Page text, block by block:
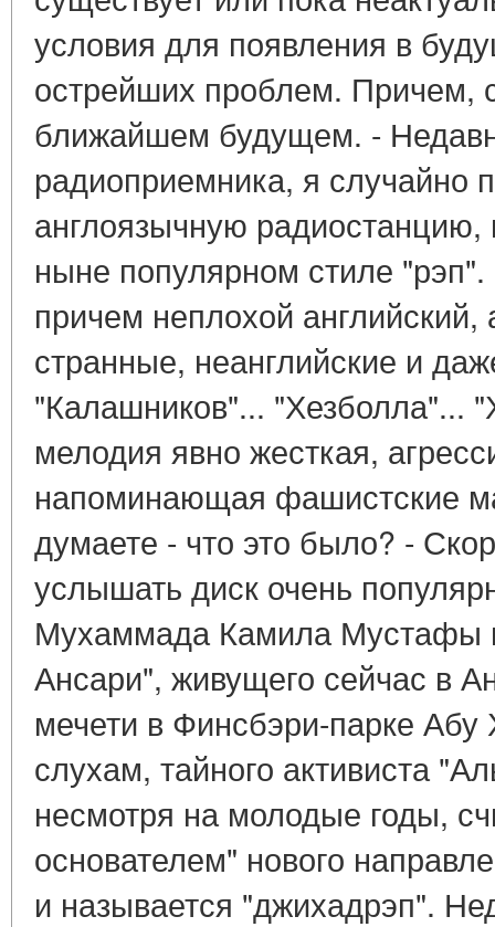
условия для появления в
острейших проблем. Причем,
ближайшем будущем. -
радиоприемника, я случайно
англоязычную
ныне популярном стиле
причем неплохой английский,
странные, неанглийские и
"Калашников"...
мелодия явно жесткая,
напоминающая фашистские
думаете - что это было? -
услышать диск очень
Мухаммада Камила Мустафы
Ансари", живущего сейчас в
мечети в Финсбэри-парке
слухам, тайного активиста
несмотря на молодые годы,
основателем" нового
и называется "джихадрэп".